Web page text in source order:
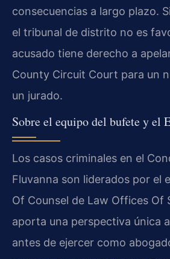
consecuencias a largo plazo.
el tribunal de distrito no es
acusado tiene derecho a
County Circuit Court para un
un jurado.
Sobre el equipo del bufete y el
Los casos criminales en el
Fluvanna son liderados por el
Of Counsel de Law Offices Of
aporta una perspectiva única
antes de ejercer como